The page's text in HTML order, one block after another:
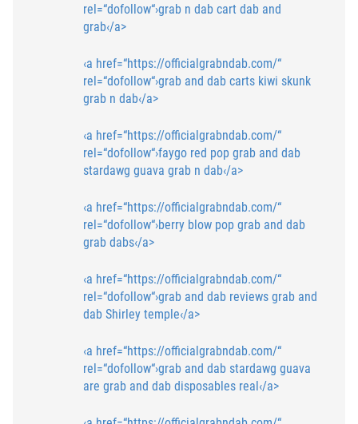
rel=“dofollow“›grab n dab cart dab and
grab‹/a>
‹a href=“https://officialgrabndab.com/“
rel=“dofollow“›grab and dab carts kiwi skunk
grab n dab‹/a>
‹a href=“https://officialgrabndab.com/“
rel=“dofollow“›faygo red pop grab and dab
stardawg guava grab n dab‹/a>
‹a href=“https://officialgrabndab.com/“
rel=“dofollow“›berry blow pop grab and dab
grab dabs‹/a>
‹a href=“https://officialgrabndab.com/“
rel=“dofollow“›grab and dab reviews grab and
dab Shirley temple‹/a>
‹a href=“https://officialgrabndab.com/“
rel=“dofollow“›grab and dab stardawg guava
are grab and dab disposables real‹/a>